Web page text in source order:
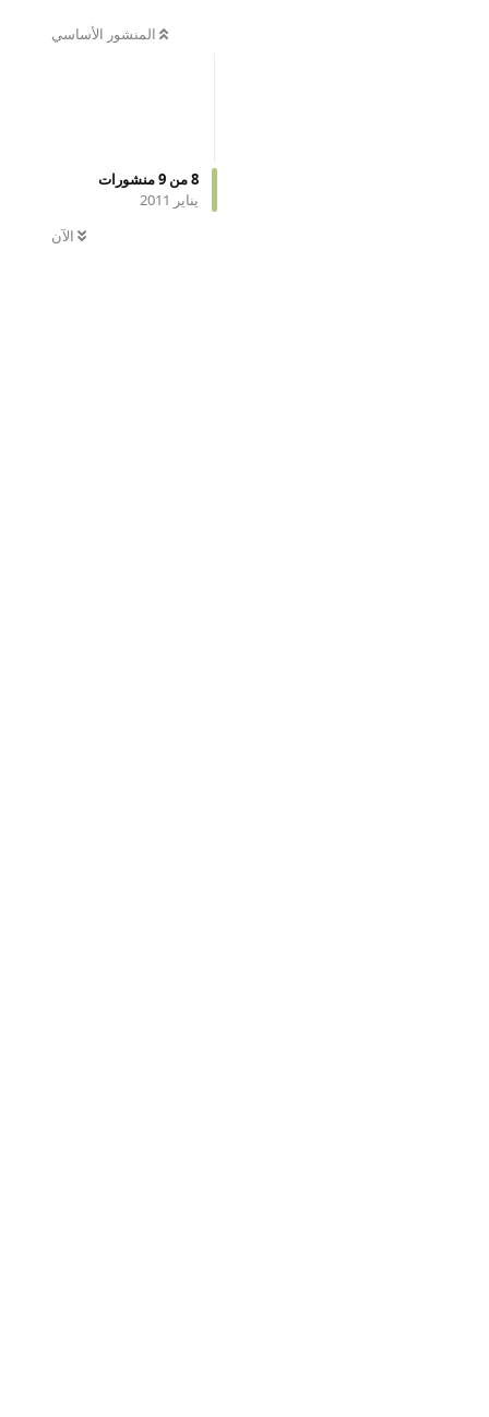
المنشور الأساسي
8من 9منشورات
يناير 2011
الآن